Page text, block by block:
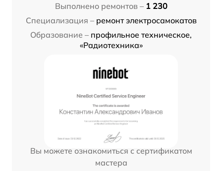
Выполнено ремонтов – 1 230
Специализация – ремонт электросамокатов
Образование – профильное техническое,
«Радиотехника»
Вы можете ознакомиться с сертификатом
мастера